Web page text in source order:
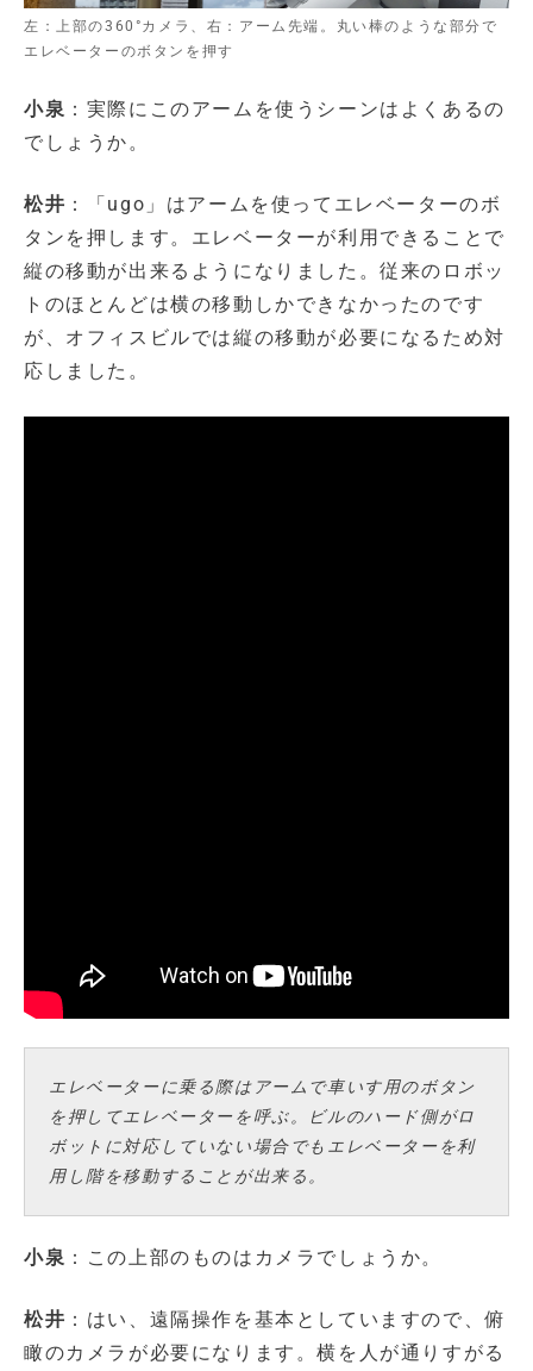
左：上部の360°カメラ、右：アーム先端。丸い棒のような部分で
エレベーターのボタンを押す
小泉 ：実際にこのアームを使うシーンはよくあるの
でしょうか。
松井 ：「ugo」はアームを使ってエレベーターのボ
タンを押します。エレベーターが利用できることで
縦の移動が出来るようになりました。従来のロボッ
トのほとんどは横の移動しかできなかったのです
が、オフィスビルでは縦の移動が必要になるため対
応しました。
エレベーターに乗る際はアームで車いす用のボタン
を押してエレベーターを呼ぶ。ビルのハード側がロ
ボットに対応していない場合でもエレベーターを利
用し階を移動することが出来る。
小泉 ：この上部のものはカメラでしょうか。
松井 ：はい、遠隔操作を基本としていますので、俯
瞰のカメラが必要になります。横を人が通りすがる